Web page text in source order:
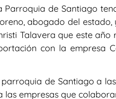
Parroquia de Santiago
abogado del
Talavera que este
con la empresa
de Santiago a
las empresas que